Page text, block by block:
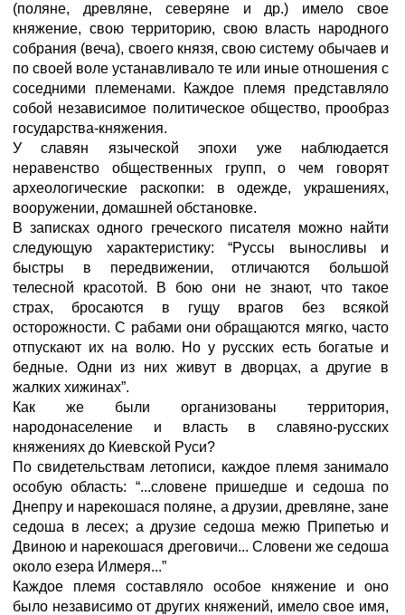
(поляне, древляне, северяне и др.) имело свое
княжение, свою территорию, свою власть народного
собрания (веча), своего князя, свою систему обычаев и
по своей воле устанавливало те или иные отношения с
соседними племенами. Каждое племя представляло
собой независимое политическое общество, прообраз
государства-княжения.
У славян языческой эпохи уже наблюдается
неравенство общественных групп, о чем говорят
археологические раскопки: в одежде, украшениях,
вооружении, домашней обстановке.
В записках одного греческого писателя можно найти
следующую характеристику: “Руссы выносливы и
быстры в передвижении, отличаются большой
телесной красотой. В бою они не знают, что такое
страх, бросаются в гущу врагов без всякой
осторожности. С рабами они обращаются мягко, часто
отпускают их на волю. Но у русских есть богатые и
бедные. Одни из них живут в дворцах, а другие в
жалких хижинах”.
Как же были организованы территория,
народонаселение и власть в славяно-русских
княжениях до Киевской Руси?
По свидетельствам летописи, каждое племя занимало
особую область: “...словене пришедше и седоша по
Днепру и нарекошася поляне, а друзии, древляне, зане
седоша в лесех; а друзие седоша межю Припетью и
Двиною и нарекошася дреговичи... Словени же седоша
около езера Илмеря...”
Каждое племя составляло особое княжение и оно
было независимо от других княжений, имело свое имя,